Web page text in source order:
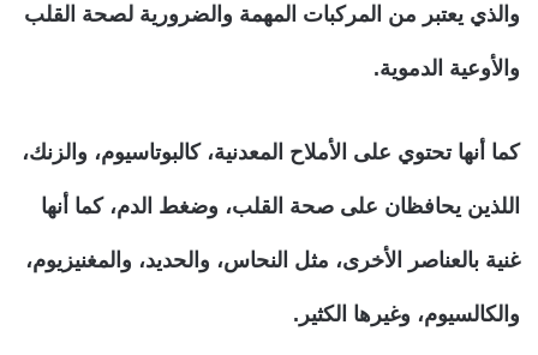
والذي يعتبر من المركبات المهمة والضرورية لصحة القلب
والأوعية الدموية.
كما أنها تحتوي على الأملاح المعدنية، كالبوتاسيوم، والزنك،
اللذين يحافظان على صحة القلب، وضغط الدم، كما أنها
غنية بالعناصر الأخرى، مثل النحاس، والحديد، والمغنيزيوم،
والكالسيوم، وغيرها الكثير.